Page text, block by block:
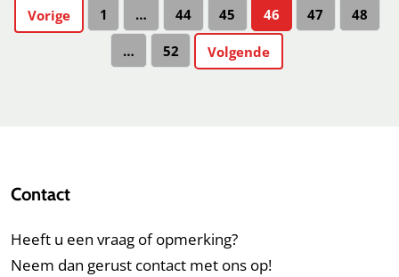
Vorige Ga naar pagina
1 … Ga naar pagina
44 Ga naar pagina
45 Ga naar pagina
46 Ga naar
47 Ga
48
… Ga naar pagina
52 Volgende
Contact
Heeft u een vraag of opmerking?
Neem dan gerust contact met ons op!